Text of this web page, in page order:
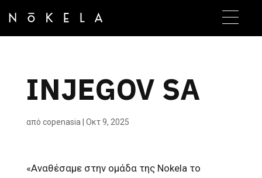
INJEGOV SA
από copenasia Οκτ 9, 2025
«Αναθέσαμε στην ομάδα της Nokela το